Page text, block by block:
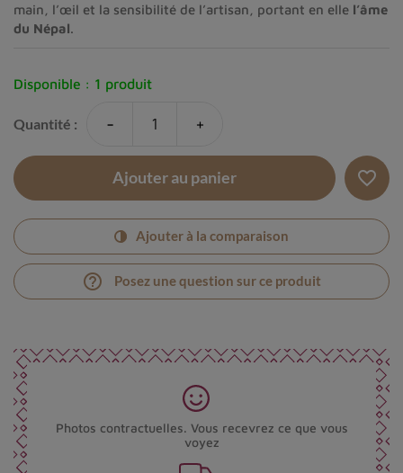
main, l’œil et la sensibilité de l’artisan, portant en elle l’âme
du Népal.
Disponible : 1 produit
Quantité : - +
Ajouter au panier favorite_border
Ajouter à la comparaison
help_outline Posez une question sur ce produit
Photos contractuelles. Vous recevrez ce que vous
voyez